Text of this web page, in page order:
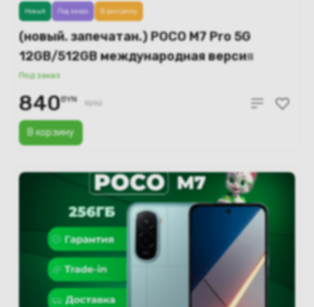
(новый. запечатан.) POCO M7 Pro 5G
12GB/512GB международная версия
(фиолетовый)
Под заказ
В корзину
Новый Под заказ В рассрочку
840BYN 1010